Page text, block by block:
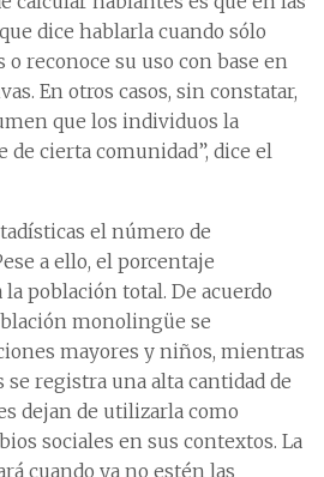
dice hablarla cuando sólo
o reconoce su uso con base en
En otros casos, sin constatar,
que los individuos la
de cierta comunidad”, dice el
el número de
a ello, el porcentaje
población total. De acuerdo
monolingüe se
mayores y niños, mientras
registra una alta cantidad de
dejan de utilizarla como
sociales en sus contextos. La
cuando ya no estén las